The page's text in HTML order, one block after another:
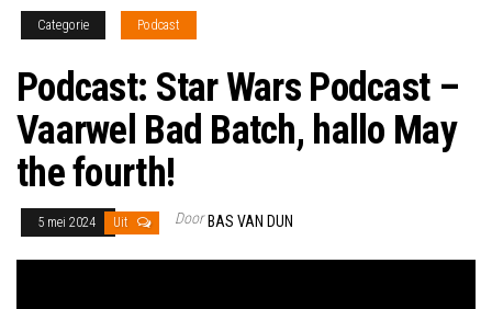
Categorie Podcast
Podcast: Star Wars Podcast –
Vaarwel Bad Batch, hallo May
the fourth!
5 mei 2024 Uit Door BAS VAN DUN